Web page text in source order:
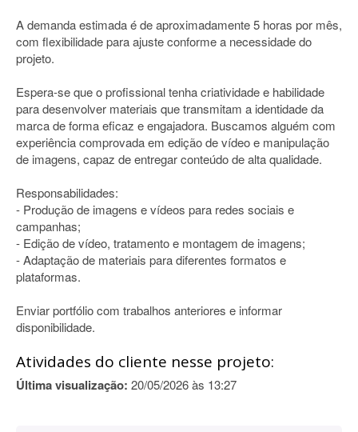
A demanda estimada é de aproximadamente 5 horas por mês,
com flexibilidade para ajuste conforme a necessidade do
projeto.
Espera-se que o profissional tenha criatividade e habilidade
para desenvolver materiais que transmitam a identidade da
marca de forma eficaz e engajadora. Buscamos alguém com
experiência comprovada em edição de vídeo e manipulação
de imagens, capaz de entregar conteúdo de alta qualidade.
Responsabilidades:
- Produção de imagens e vídeos para redes sociais e
campanhas;
- Edição de vídeo, tratamento e montagem de imagens;
- Adaptação de materiais para diferentes formatos e
plataformas.
Enviar portfólio com trabalhos anteriores e informar
disponibilidade.
Atividades do cliente nesse projeto:
Última visualização: 20/05/2026 às 13:27